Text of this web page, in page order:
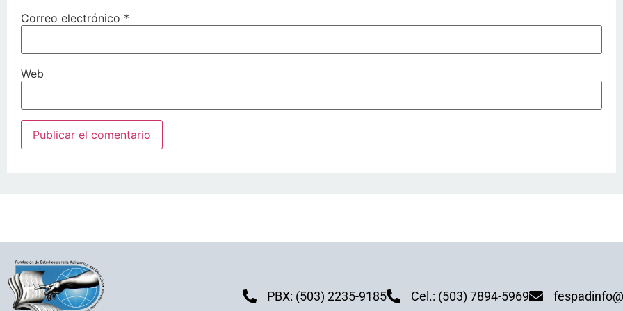
Correo electrónico *
Web
PBX: (503) 2235-9185 Cel.: (503) 7894-5969